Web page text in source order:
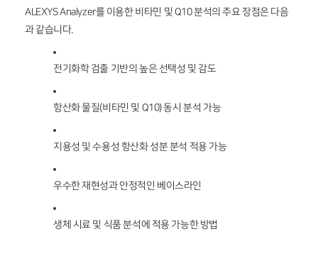
ALEXYS Analyzer를 이용한 비타민 및 Q10 분석의 주요 장점은 다음
과 같습니다.
전기화학 검출 기반의 높은 선택성 및 감도
항산화 물질(비타민 및 Q10) 동시 분석 가능
지용성 및 수용성 항산화 성분 분석 적용 가능
우수한 재현성과 안정적인 베이스라인
생체 시료 및 식품 분석에 적용 가능한 방법